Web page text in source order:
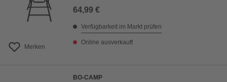
Merken
64,99 €
Verfügbarkeit im Markt prüfen
Online ausverkauft
BO-CAMP